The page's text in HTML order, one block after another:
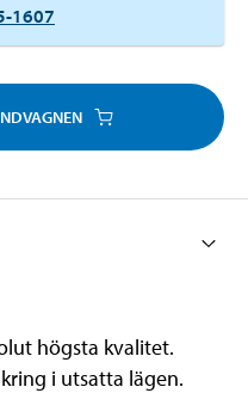
1607
högsta kvalitet.
i utsatta lägen.